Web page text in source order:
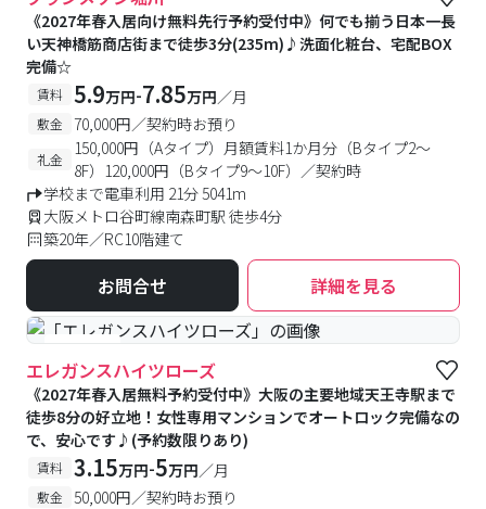
《2027年春入居向け無料先行予約受付中》何でも揃う日本一長
い天神橋筋商店街まで徒歩3分(235m)♪洗面化粧台、宅配BOX
完備☆
賃料 5.9万円-7.85万円／月
敷金 70,000円／契約時お預り
礼金
150,000円（Aタイプ）月額賃料1か月分（Bタイプ2～
8F）120,000円（Bタイプ9～10F）／契約時
学校まで電車利用 21分 5041m
大阪メトロ谷町線南森町駅 徒歩4分
築20年／RC10階建て
お問合せ 詳細を見る
#女性専用
エレガンスハイツローズ
《2027年春入居無料予約受付中》大阪の主要地域天王寺駅まで
徒歩8分の好立地！女性専用マンションでオートロック完備なの
で、安心です♪(予約数限りあり)
賃料 3.15万円-5万円／月
敷金 50,000円／契約時お預り